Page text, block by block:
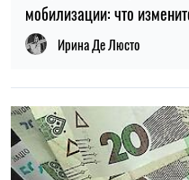
14:59, 05.08.2026
В Украине готовят
выплатах, накоплениях и
Ирина Де Люсто